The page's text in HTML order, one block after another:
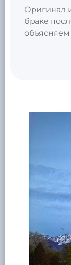
Оригинал
браке
объясняем